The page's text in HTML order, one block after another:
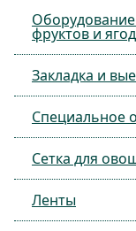
фруктов и ягод
Закладка и
Специальное
Сетка для
Ленты